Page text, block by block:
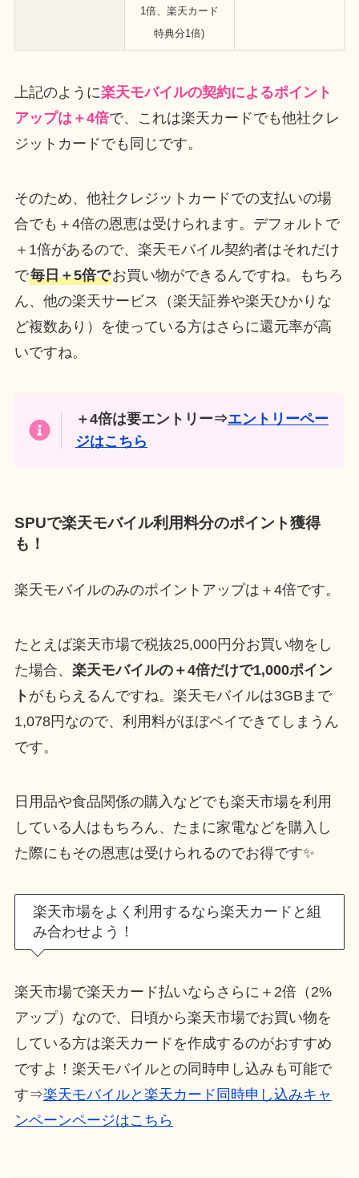
1倍、楽天カード
特典分1倍)
上記のように楽天モバイルの契約によるポイント
アップは＋4倍で、これは楽天カードでも他社クレ
ジットカードでも同じです。
そのため、他社クレジットカードでの支払いの場
合でも＋4倍の恩恵は受けられます。デフォルトで
＋1倍があるので、楽天モバイル契約者はそれだけ
で毎日＋5倍でお買い物ができるんですね。もちろ
ん、他の楽天サービス（楽天証券や楽天ひかりな
ど複数あり）を使っている方はさらに還元率が高
いですね。
＋4倍は要エントリー⇒エントリーペー
ジはこちら
SPUで楽天モバイル利用料分のポイント獲得
も！
楽天モバイルのみのポイントアップは＋4倍です。
たとえば楽天市場で税抜25,000円分お買い物をし
た場合、 楽天モバイルの＋4倍だけで1,000ポイン
ト がもらえるんですね。楽天モバイルは3GBまで
1,078円なので、利用料がほぼペイできてしまうん
です。
日用品や食品関係の購入などでも楽天市場を利用
している人はもちろん、たまに家電などを購入し
た際にもその恩恵は受けられるのでお得です✨
楽天市場をよく利用するなら楽天カードと組
み合わせよう！
楽天市場で楽天カード払いならさらに＋2倍（2%
アップ）なので、日頃から楽天市場でお買い物を
している方は楽天カードを作成するのがおすすめ
ですよ！楽天モバイルとの同時申し込みも可能で
す⇒楽天モバイルと楽天カード同時申し込みキャ
ンペーンページはこちら